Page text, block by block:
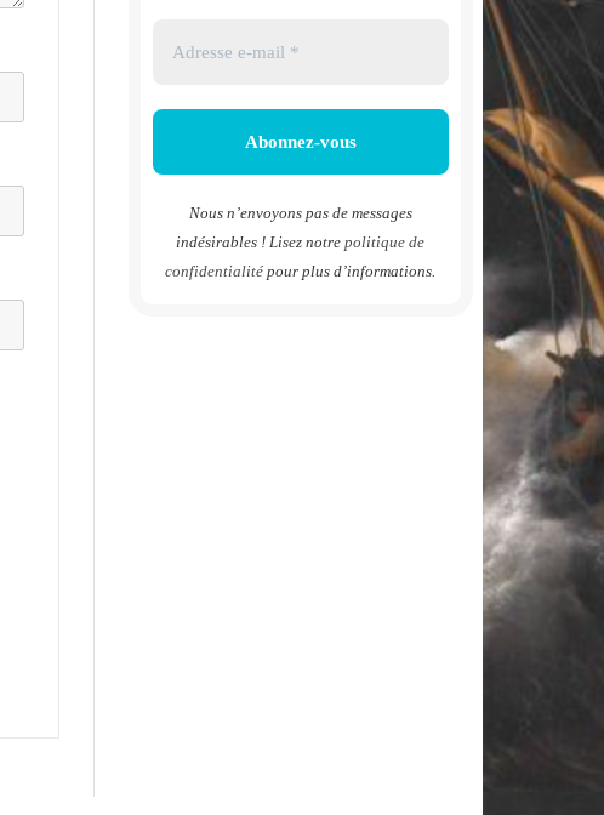
Nous n’envoyons pas de messages
indésirables ! Lisez notrepolitique de
confidentialité pour plus d’informations.